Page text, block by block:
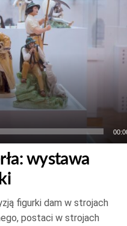
wystawa
figurki dam w strojach
postaci w strojach